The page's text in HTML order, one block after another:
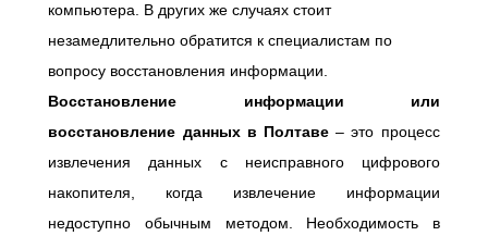
компьютера. В других же случаях стоит
незамедлительно обратится к специалистам по
вопросу восстановления информации.
Восстановление информации или
восстановление данных в Полтаве – это процесс
извлечения данных с неисправного цифрового
накопителя, когда извлечение информации
недоступно обычным методом. Необходимость в